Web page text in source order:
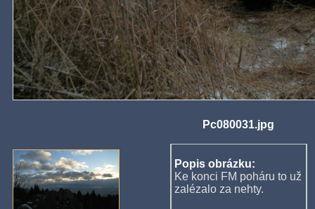
Pc080031.jpg
Popis obrázku:
Ke konci FM poháru to už
zalézalo za nehty.